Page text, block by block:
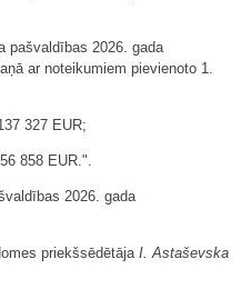
pašvaldības 2026. gada
ar noteikumiem pievienoto 1.
327 EUR;
858 EUR.".
2026. gada
priekšsēdētājaI. Astaševska